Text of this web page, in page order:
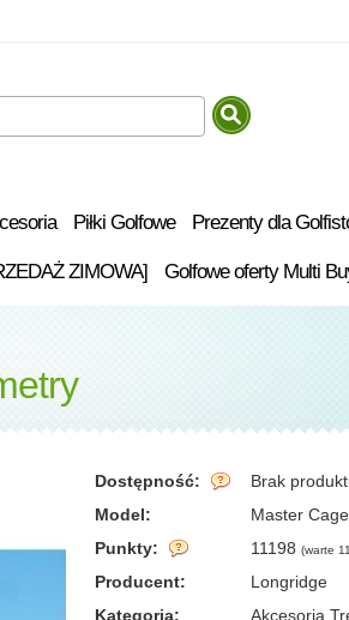
Piłki Golfowe Prezenty dla
ZIMOWA] Golfowe oferty Multi
Dostępność:
Brak
Model:
Master
Punkty:
11198 (warte
Producent:
Longridge
Kategoria:
Akcesoria